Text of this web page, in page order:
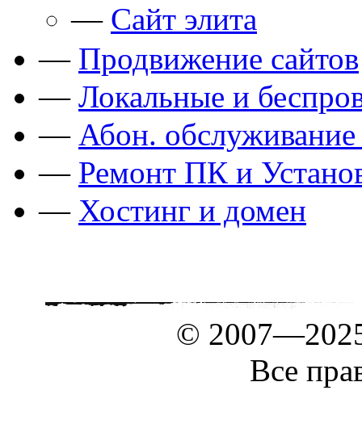
— Сайт элита
— Продвижение сайтов
— Локальные и
— Абон.
— Ремонт ПК и
— Хостинг и домен
©
Все